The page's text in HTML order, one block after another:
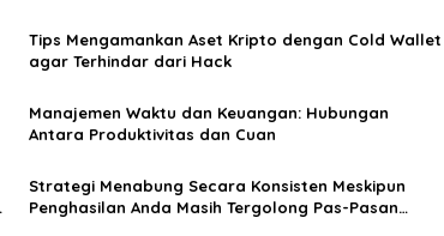
Tips Mengamankan Aset Kripto dengan Cold Wallet
agar Terhindar dari Hack
Manajemen Waktu dan Keuangan: Hubungan
Antara Produktivitas dan Cuan
Strategi Menabung Secara Konsisten Meskipun
Penghasilan Anda Masih Tergolong Pas-Pasan